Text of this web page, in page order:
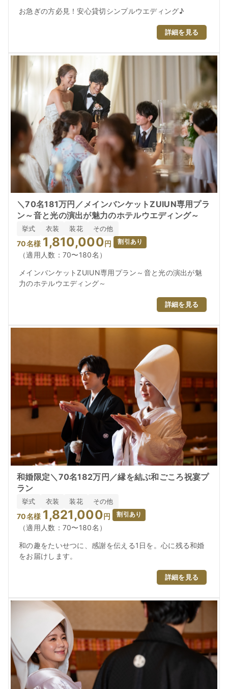
お急ぎの方必見！安心貸切シンプルウエディング♪
詳細を見る
＼70名181万円／メインバンケットZUIUN専用プラ
ン～音と光の演出が魅力のホテルウエディング～
挙式 衣装 装花 その他
70名様 1,810,000円 割引あり
（適用人数：70〜180名）
メインバンケットZUIUN専用プラン～音と光の演出が魅
力のホテルウエディング～
詳細を見る
和婚限定＼70名182万円／縁を結ぶ和ごころ祝宴プ
ラン
挙式 衣装 装花 その他
70名様 1,821,000円 割引あり
（適用人数：70〜180名）
和の趣をたいせつに、感謝を伝える1日を。心に残る和婚
をお届けします。
詳細を見る